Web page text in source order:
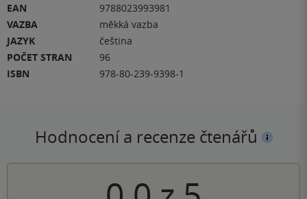
EAN
9788023993981
VAZBA
měkká vazba
JAZYK
čeština
POČET STRAN
96
ISBN
978-80-239-9398-1
Hodnocení a recenze čtenářů